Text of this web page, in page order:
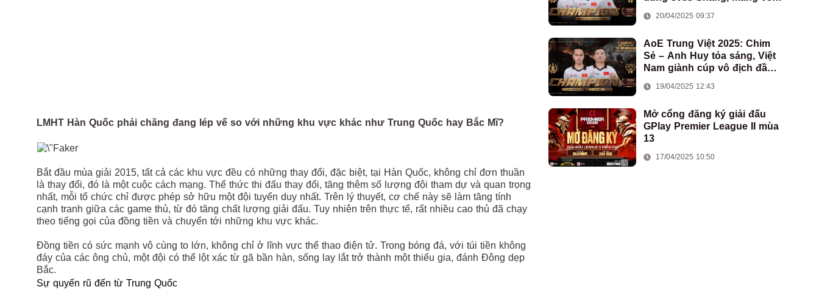
LMHT Hàn Quốc phải chăng đang lép vế so với những khu vực khác như Trung Quốc hay Bắc Mĩ?
Bắt đầu mùa giải 2015, tất cả các khu vực đều có những thay đổi, đặc biệt, tại Hàn Quốc, không chỉ đơn thuần
là thay đổi, đó là một cuộc cách mạng. Thể thức thi đấu thay đổi, tăng thêm số lượng đội tham dự và quan trọng
nhất, mỗi tổ chức chỉ được phép sở hữu một đội tuyển duy nhất. Trên lý thuyết, cơ chế này sẽ làm tăng tính
cạnh tranh giữa các game thủ, từ đó tăng chất lượng giải đấu. Tuy nhiên trên thực tế, rất nhiều cao thủ đã chạy
theo tiếng gọi của đồng tiền và chuyển tới những khu vực khác.
Đồng tiền có sức mạnh vô cùng to lớn, không chỉ ở lĩnh vực thể thao điện tử. Trong bóng đá, với túi tiền không
đáy của các ông chủ, một đội có thể lột xác từ gã bần hàn, sống lay lắt trở thành một thiếu gia, đánh Đông dẹp
Bắc.
Sự quyến rũ đến từ Trung Quốc
đoàn AoE Việt Nam
20/04/2025 09:37
AoE Trung Việt 2025: Chim
Sẻ – Anh Huy tỏa sáng, Việt
Nam giành cúp vô địch đầu
19/04/2025 12:43
Mở cổng đăng ký giải đấu
GPlay Premier League II mùa
13
17/04/2025 10:50